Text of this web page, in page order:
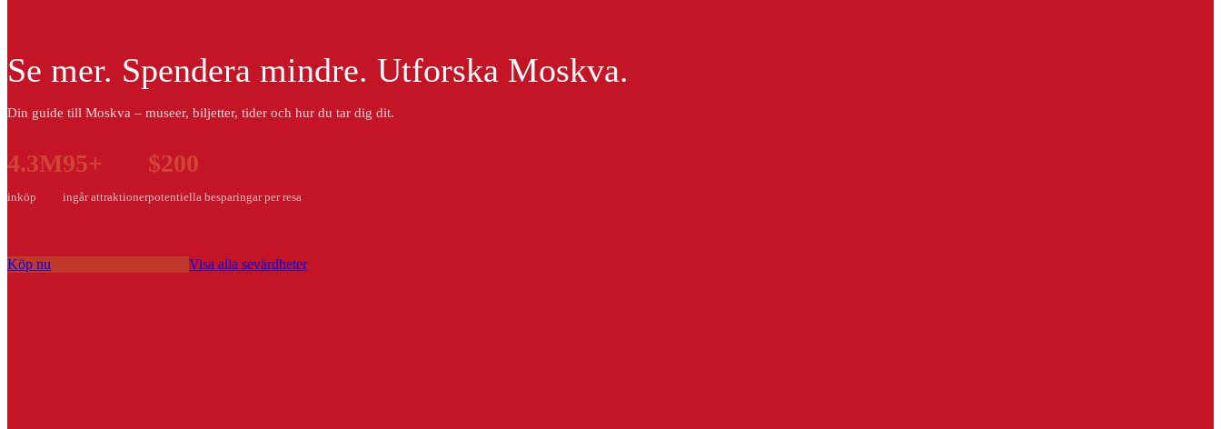
Se mer. Spendera mindre. Utforska Moskva.
Din guide till Moskva – museer, biljetter, tider och hur du tar dig dit.
4.3M
inköp
95+
ingår attraktioner
$200
potentiella besparingar per resa
Köp nu Visa alla sevärdheter